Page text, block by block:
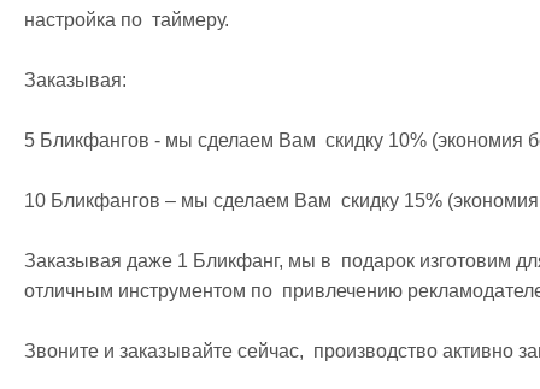
настройка по  таймеру.
Заказывая:
5 Бликфангов - мы сделаем Вам  скидку 10% (экономия
10 Бликфангов – мы сделаем Вам  скидку 15%
Заказывая даже 1 Бликфанг, мы в  подарок изготовим
отличным инструментом по  привлечению
Звоните и заказывайте сейчас,  производство активно